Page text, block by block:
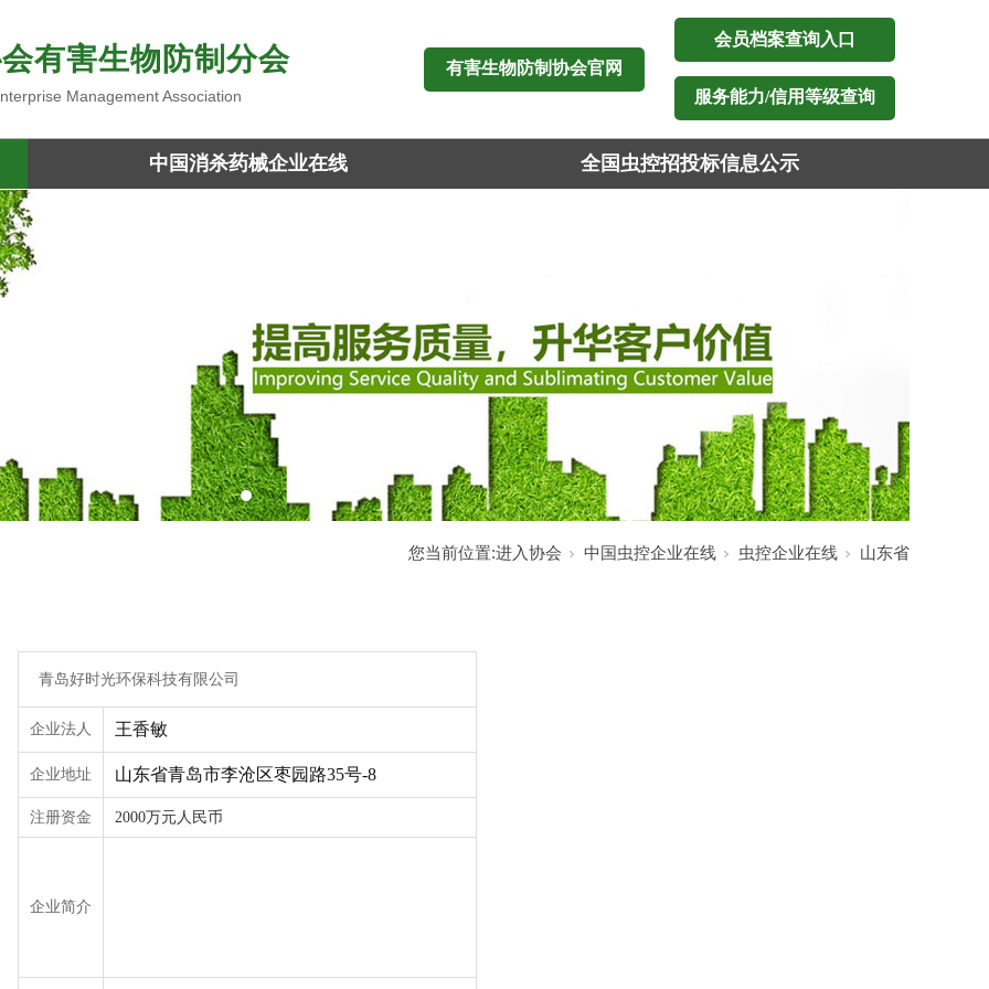
有害生物防制分会 有害生物防制协会官网
Management Association 服务能力/信用等级查询
会员档案查询入口
中国消杀药械企业在线 全国虫控招投标信息公示
您当前位置:进入协会 中国虫控企业在线 虫控企业在线 山东省
青岛好时光环保科技有限公司
企业法人 王香敏
企业地址 山东省青岛市李沧区枣园路35号-8
注册资金 2000万元人民币
企业简介